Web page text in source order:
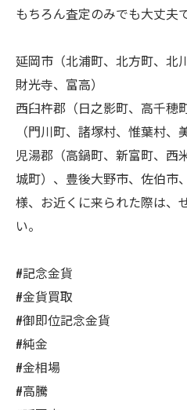
もちろん査定のみでも大丈夫で
延岡市（北浦町、北方町、北
財光寺、富高）
西臼杵郡（日之影町、高千穂
（門川町、諸塚村、惟葉村、
児湯郡（高鍋町、新富町、西
城町）、豊後大野市、佐伯市
様、お近くに来られた際は、
い。
#記念金貨
#金貨買取
#御即位記念金貨
#純金
#金相場
#高騰